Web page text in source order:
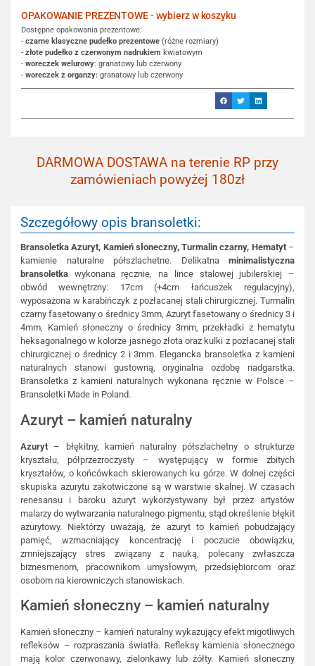
OPAKOWANIE PREZENTOWE - wybierz w koszyku
Dostępne opakowania prezentowe:
- czarne klasyczne pudełko prezentowe (różne rozmiary)
- złote pudełko z czerwonym nadrukiem kwiatowym
- woreczek welurowy: granatowy lub czerwony
- woreczek z organzy: granatowy lub czerwony
DARMOWA DOSTAWA na terenie RP przy
zamówieniach powyżej 180zł
Szczegółowy opis bransoletki:
Bransoletka Azuryt, Kamień słoneczny, Turmalin czarny, Hematyt –
kamienie naturalne półszlachetne. Delikatnaminimalistyczna
bransoletka wykonana ręcznie, na lince stalowej jubilerskiej –
obwód wewnętrzny: 17cm (+4cm łańcuszek regulacyjny),
wyposażona w karabińczyk z pozłacanej stali chirurgicznej. Turmalin
czarny fasetowany o średnicy 3mm, Azuryt fasetowany o średnicy 3 i
4mm, Kamień słoneczny o średnicy 3mm, przekładki z hematytu
heksagonalnego w kolorze jasnego złota oraz kulki z pozłacanej stali
chirurgicznej o średnicy 2 i 3mm. Elegancka bransoletka z kamieni
naturalnych stanowi gustowną, oryginalna ozdobę nadgarstka.
Bransoletka z kamieni naturalnych wykonana ręcznie w Polsce –
Bransoletki Made in Poland.
Azuryt – kamień naturalny
Azuryt – błękitny, kamień naturalny półszlachetny o strukturze
kryształu, półprzezroczysty – występujący w formie zbitych
kryształów, o końcówkach skierowanych ku górze. W dolnej części
skupiska azurytu zakotwiczone są w warstwie skalnej. W czasach
renesansu i baroku azuryt wykorzystywany był przez artystów
malarzy do wytwarzania naturalnego pigmentu, stąd określenie błękit
azurytowy. Niektórzy uważają, że azuryt to kamień pobudzający
pamięć, wzmacniający koncentrację i poczucie obowiązku,
zmniejszający stres związany z nauką, polecany zwłaszcza
biznesmenom, pracownikom umysłowym, przedsiębiorcom oraz
osobom na kierowniczych stanowiskach.
Kamień słoneczny – kamień naturalny
Kamień słoneczny – kamień naturalny wykazujący efekt migotliwych
refleksów – rozpraszania światła. Refleksy kamienia słonecznego
mają kolor czerwonawy, zielonkawy lub żółty. Kamień słoneczny